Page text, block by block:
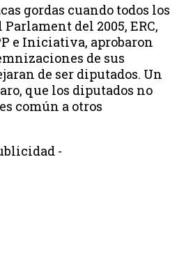
gordas cuando todos los
del 2005, ERC,
e Iniciativa, aprobaron
de sus
de ser diputados. Un
que los diputados no
común a otros
-